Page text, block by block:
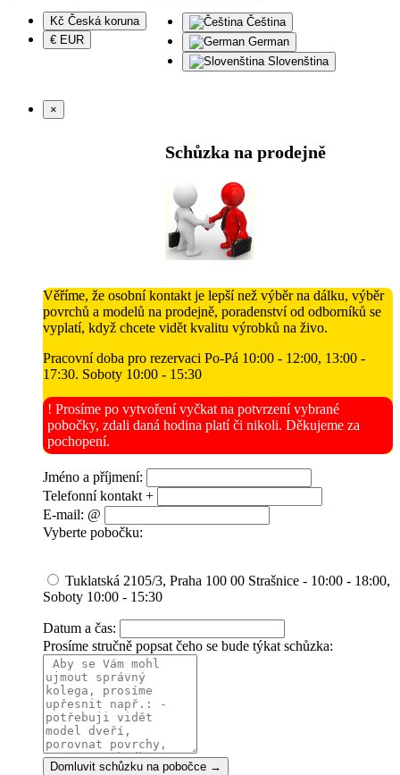
Kč Česká koruna
€ EUR
Čeština
German
Slovenština
×
Schůzka na prodejně
Věříme, že osobní kontakt je lepší než výběr na dálku, výběr
povrchů a modelů na prodejně, poradenství od odborníků se
vyplatí, když chcete vidět kvalitu výrobků na živo.
Pracovní doba pro rezervaci Po-Pá 10:00 - 12:00, 13:00 -
17:30. Soboty 10:00 - 15:30
! Prosíme po vytvoření vyčkat na potvrzení vybrané
pobočky, zdali daná hodina platí či nikoli. Děkujeme za
pochopení.
Jméno a příjmení:
Telefonní kontakt +
E-mail: @
Vyberte pobočku:
Tuklatská 2105/3, Praha 100 00 Strašnice - 10:00 - 18:00,
Soboty 10:00 - 15:30
Datum a čas:
Prosíme stručně popsat čeho se bude týkat schůzka:
Domluvit schůzku na pobočce →